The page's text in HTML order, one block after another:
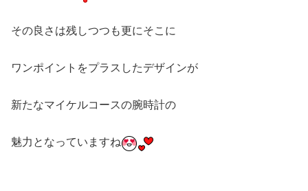
その良さは残しつつも更にそこに
ワンポイントをプラスしたデザインが
新たなマイケルコースの腕時計の
魅力となっていますね